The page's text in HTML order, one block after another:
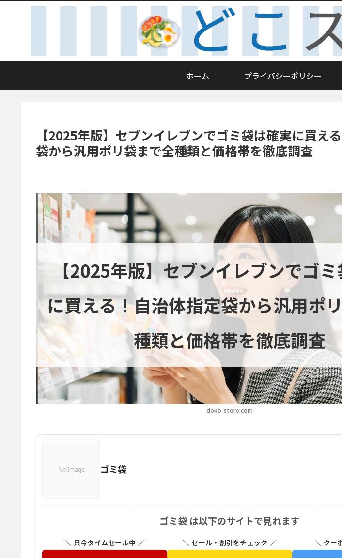
ホーム プライバシーポリシー
【2025年版】セブンイレブンでゴミ袋は確実に買え
袋から汎用ポリ袋まで全種類と価格帯を徹底調査
doko-store.com
【2025年版】セブンイレブンでゴ
に買える！自治体指定袋から汎用ポ
種類と価格帯を徹底調査
No Image ゴミ袋
ゴミ袋 は以下のサイトで見れます
＼ 只今タイムセール中 ／ ＼ セール・割引をチェック ／ ＼ クー